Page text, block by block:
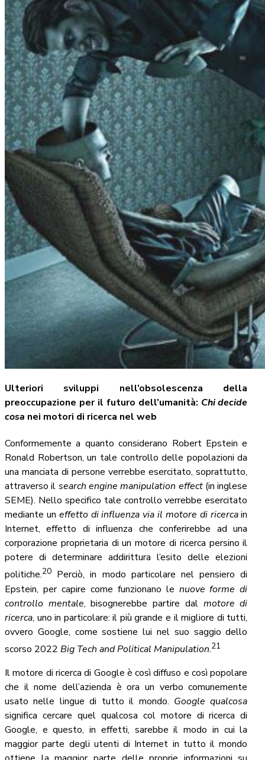
Ulteriori sviluppi nell’obsolescenza della
preoccupazione per il futuro dell’umanità: Chi decide
cosa nei motori di ricerca nel web
Conformemente a quanto considerano Robert Epstein e
Ronald Robertson, un tale controllo delle popolazioni da
una manciata di persone verrebbe esercitato, soprattutto,
attraverso il search engine manipulation effect (in inglese
SEME). Nello specifico tale controllo verrebbe esercitato
mediante un effetto di influenza via il motore di ricercain
Internet, effetto di influenza che conferirebbe ad una
corporazione proprietaria di un motore di ricerca persino il
potere di determinare addirittura l’esito delle elezioni
politiche.20 Perciò, in modo particolare nel pensiero di
Epstein, per capire come funzionano le nuove forme di
controllo mentale, bisognerebbe partire dal motore di
ricerca, uno in particolare: il più grande e il migliore di tutti,
ovvero Google, come sostiene lui nel suo saggio dello
scorso 2022 Big Tech and Political Manipulation.21
Il motore di ricerca di Google è così diffuso e così popolare
che il nome dell’azienda è ora un verbo comunemente
usato nelle lingue di tutto il mondo. Google qualcosa
significa cercare quel qualcosa col motore di ricerca di
Google, e questo, in effetti, sarebbe il modo in cui la
maggior parte degli utenti di Internet in tutto il mondo